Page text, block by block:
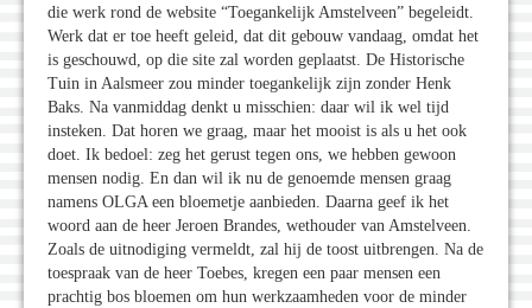
die werk rond de website “Toegankelijk Amstelveen” begeleidt.
Werk dat er toe heeft geleid, dat dit gebouw vandaag, omdat het
is geschouwd, op die site zal worden geplaatst. De Historische
Tuin in Aalsmeer zou minder toegankelijk zijn zonder Henk
Baks. Na vanmiddag denkt u misschien: daar wil ik wel tijd
insteken. Dat horen we graag, maar het mooist is als u het ook
doet. Ik bedoel: zeg het gerust tegen ons, we hebben gewoon
mensen nodig. En dan wil ik nu de genoemde mensen graag
namens OLGA een bloemetje aanbieden. Daarna geef ik het
woord aan de heer Jeroen Brandes, wethouder van Amstelveen.
Zoals de uitnodiging vermeldt, zal hij de toost uitbrengen. Na de
toespraak van de heer Toebes, kregen een paar mensen een
prachtig bos bloemen om hun werkzaamheden voor de minder